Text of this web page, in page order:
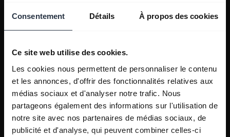
Consentement Détails À propos des cookies
Ce site web utilise des cookies.
Les cookies nous permettent de personnaliser le contenu
et les annonces, d'offrir des fonctionnalités relatives aux
médias sociaux et d'analyser notre trafic. Nous
partageons également des informations sur l'utilisation de
notre site avec nos partenaires de médias sociaux, de
publicité et d'analyse, qui peuvent combiner celles-ci